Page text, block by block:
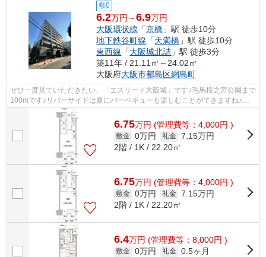
敷0
6.2万円～6.9万円
大阪環状線 「京橋 」駅 徒歩10分
地下鉄谷町線 「天満橋 」駅 徒歩10分
東西線 「大阪城北詰 」駅 徒歩3分
築11年 / 21.11㎡～24.02㎡
大阪府大阪市都島区網島町
ぜひ一度見ていただきたい、「エスリード大阪城」です♪毛馬桜之宮公園まで
100mです♪リバーサイドは夏にバーベキューも楽しむことができますね♪防
犯対策もバッチリなマンションタイプの...
6.75万円 (管理費等：4,000円 )
敷金 0万円 礼金 7.15万円
2階 / 1K / 22.20㎡
6.75万円 (管理費等：4,000円 )
敷金 0万円 礼金 7.15万円
2階 / 1K / 22.20㎡
6.4万円 (管理費等：8,000円 )
敷金 0万円 礼金 0.5ヶ月